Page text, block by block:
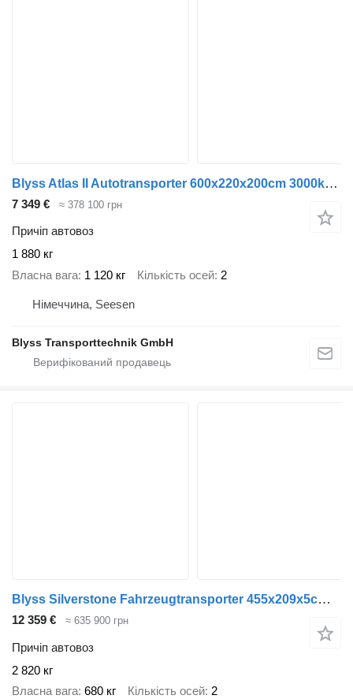
Blyss Atlas II Autotransporter 600x220x200cm 3000kg zGG
7 349 € ≈ 378 100 грн
Причіп автовоз
1 880 кг
Власна вага 1 120 кг Кількість осей 2
Німеччина, Seesen
Blyss Transporttechnik GmbH
Blyss Silverstone Fahrzeugtransporter 455x209x5cm 3500kg zGG
12 359 € ≈ 635 900 грн
Причіп автовоз
2 820 кг
Власна вага 680 кг Кількість осей 2